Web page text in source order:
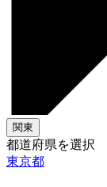
関東
都道府県を選択
東京都